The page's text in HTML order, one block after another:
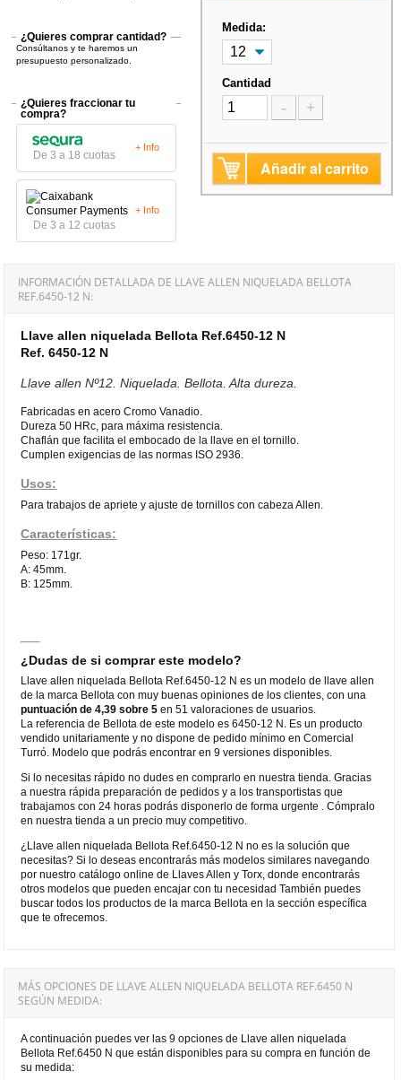
¿Quieres comprar cantidad?
Consúltanos y te haremos un
presupuesto personalizado.
¿Quieres fraccionar tu
compra?
De 3 a 18 cuotas
+ Info
De 3 a 12 cuotas
+ Info
Medida:
Cantidad
- +
Añadir al carrito
INFORMACIÓN DETALLADA DE LLAVE ALLEN NIQUELADA BELLOTA
REF.6450-12 N:
Llave allen niquelada Bellota Ref.6450-12 N
Ref. 6450-12 N
Llave allen Nº12. Niquelada. Bellota. Alta dureza.
Fabricadas en acero Cromo Vanadio.
Dureza 50 HRc, para máxima resistencia.
Chaflán que facilita el embocado de la llave en el tornillo.
Cumplen exigencias de las normas ISO 2936.
Usos:
Para trabajos de apriete y ajuste de tornillos con cabeza Allen.
Características:
Peso: 171gr.
A: 45mm.
B: 125mm.
¿Dudas de si comprar este modelo?
Llave allen niquelada Bellota Ref.6450-12 N es un modelo de llave allen
de la marca Bellota con muy buenas opiniones de los clientes, con una
puntuación de 4,39 sobre 5 en 51 valoraciones de usuarios.
La referencia de Bellota de este modelo es 6450-12 N. Es un producto
vendido unitariamente y no dispone de pedido mínimo en Comercial
Turró. Modelo que podrás encontrar en 9 versiones disponibles.
Si lo necesitas rápido no dudes en comprarlo en nuestra tienda. Gracias
a nuestra rápida preparación de pedidos y a los transportistas que
trabajamos con 24 horas podrás disponerlo de forma urgente . Cómpralo
en nuestra tienda a un precio muy competitivo.
¿Llave allen niquelada Bellota Ref.6450-12 N no es la solución que
necesitas? Si lo deseas encontrarás más modelos similares navegando
por nuestro catálogo online de Llaves Allen y Torx, donde encontrarás
otros modelos que pueden encajar con tu necesidad También puedes
buscar todos los productos de la marca Bellota en la sección específica
que te ofrecemos.
MÁS OPCIONES DE LLAVE ALLEN NIQUELADA BELLOTA REF.6450 N
SEGÚN MEDIDA:
A continuación puedes ver las 9 opciones de Llave allen niquelada
Bellota Ref.6450 N que están disponibles para su compra en función de
su medida: